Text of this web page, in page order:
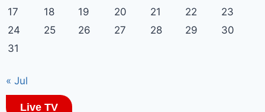
17
18 19 20 21 22
23
24
25 26 27 28 29
30
31
« Jul
Live TV